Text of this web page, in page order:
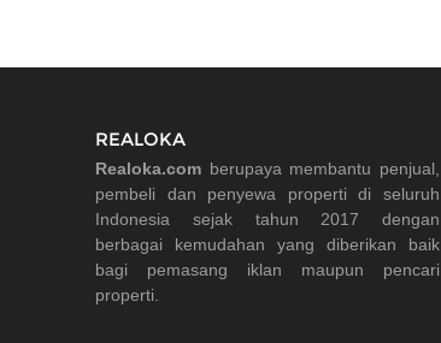
REALOKA
Realoka.com berupaya membantu penjual,
pembeli dan penyewa properti di seluruh
Indonesia sejak tahun 2017 dengan
berbagai kemudahan yang diberikan baik
bagi pemasang iklan maupun pencari
properti.